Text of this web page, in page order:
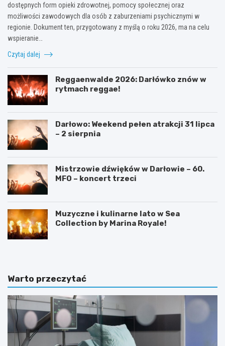
dostępnych form opieki zdrowotnej, pomocy społecznej oraz
możliwości zawodowych dla osób z zaburzeniami psychicznymi w
regionie. Dokument ten, przygotowany z myślą o roku 2026, ma na celu
wspieranie…
Czytaj dalej
Reggaenwalde 2026: Darłówko znów w
rytmach reggae!
Darłowo: Weekend pełen atrakcji 31 lipca
– 2 sierpnia
Mistrzowie dźwięków w Darłowie – 60.
MFO – koncert trzeci
Muzyczne i kulinarne lato w Sea
Collection by Marina Royale!
Warto przeczytać